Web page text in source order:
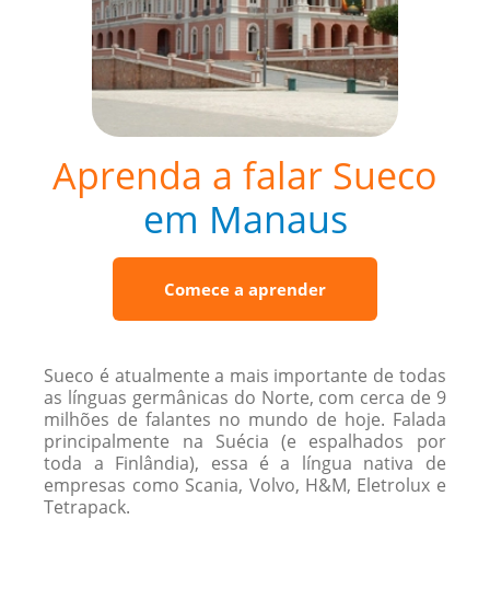
Aprenda a falar Sueco
em Manaus
Comece a aprender
Sueco é atualmente a mais importante de todas
as línguas germânicas do Norte, com cerca de 9
milhões de falantes no mundo de hoje. Falada
principalmente na Suécia (e espalhados por
toda a Finlândia), essa é a língua nativa de
empresas como Scania, Volvo, H&M, Eletrolux e
Tetrapack.